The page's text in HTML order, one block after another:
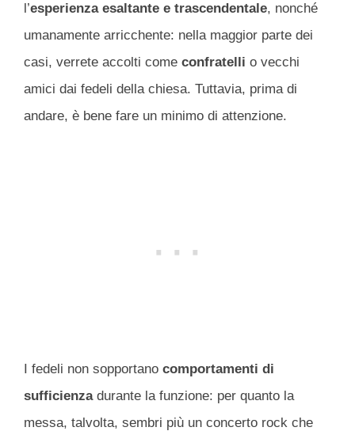
l’esperienza esaltante e trascendentale, nonché
umanamente arricchente: nella maggior parte dei
casi, verrete accolti come confratelli o vecchi
amici dai fedeli della chiesa. Tuttavia, prima di
andare, è bene fare un minimo di attenzione.
I fedeli non sopportano comportamenti di
sufficienzadurante la funzione: per quanto la
messa, talvolta, sembri più un concerto rock che